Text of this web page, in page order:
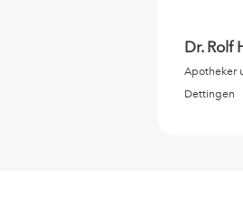
Dr. Rolf
Apotheker
Dettingen